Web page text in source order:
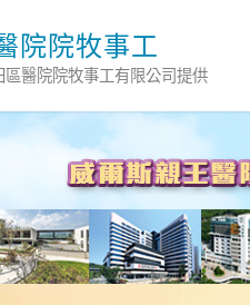
院院牧事工
區醫院院牧事工有限公司提供